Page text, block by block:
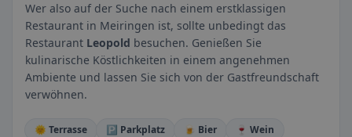
Wer also auf der Suche nach einem erstklassigen
Restaurant in Meiringen ist, sollte unbedingt das
Restaurant Leopold besuchen. Genießen Sie
kulinarische Köstlichkeiten in einem angenehmen
Ambiente und lassen Sie sich von der Gastfreundschaft
verwöhnen.
🌞 Terrasse 🅿️ Parkplatz 🍺 Bier
🍷 Wein